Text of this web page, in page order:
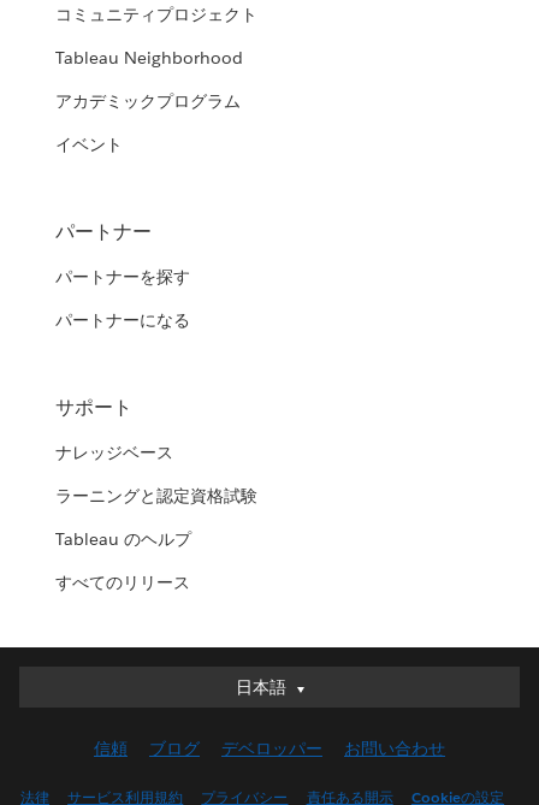
コミュニティプロジェクト
Tableau Neighborhood
アカデミックプログラム
イベント
パートナー
パートナーを探す
パートナーになる
サポート
ナレッジベース
ラーニングと認定資格試験
Tableau のヘルプ
すべてのリリース
日本語
日本語
English (UK)
信頼 ブログ デベロッパー お問い合わせ
法律 サービス利用規約 プライバシー 責任ある開示 Cookieの設定